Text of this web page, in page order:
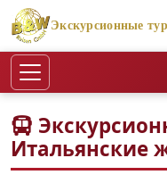
Экскурсионные